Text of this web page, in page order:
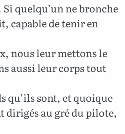
quelqu’un ne bronche
capable de tenir en
nous leur mettons le
aussi leur corps tout
qu’ils sont, et quoique
dirigés au gré du pilote,